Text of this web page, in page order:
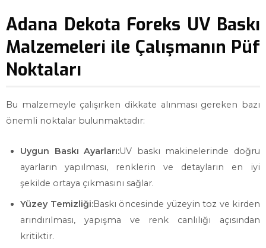
Adana Dekota Foreks UV Baskı
Malzemeleri ile Çalışmanın Püf
Noktaları
Bu malzemeyle çalışırken dikkate alınması gereken bazı
önemli noktalar bulunmaktadır:
Uygun Baskı Ayarları:UV baskı makinelerinde doğru
ayarların yapılması, renklerin ve detayların en iyi
şekilde ortaya çıkmasını sağlar.
Yüzey Temizliği:Baskı öncesinde yüzeyin toz ve kirden
arındırılması, yapışma ve renk canlılığı açısından
kritiktir.